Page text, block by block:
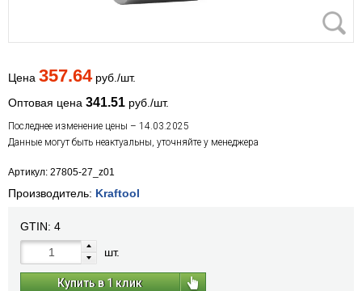
Цена 357.64руб./шт.
Оптовая цена 341.51 руб./шт.
Последнее изменение цены – 14.03.2025
Данные могут быть неактуальны, уточняйте у менеджера
Артикул: 27805-27_z01
Производитель: Kraftool
GTIN: 4
шт.
Купить в 1 клик